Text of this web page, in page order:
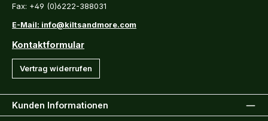
Fax: +49 (0)6222-388031
E-Mail: info@kiltsandmore.com
Kontaktformular
Vertrag widerrufen
Kunden Informationen